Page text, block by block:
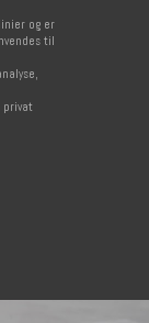
og er
til
privat